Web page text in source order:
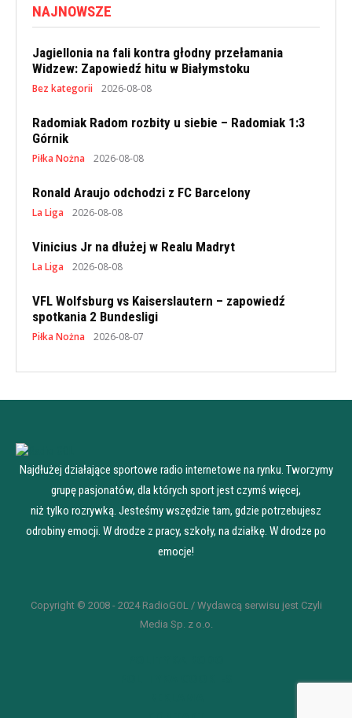
NAJNOWSZE
Jagiellonia na fali kontra głodny przełamania
Widzew: Zapowiedź hitu w Białymstoku
Bez kategorii 2026-08-08
Radomiak Radom rozbity u siebie – Radomiak 1:3
Górnik
Piłka Nożna 2026-08-08
Ronald Araujo odchodzi z FC Barcelony
La Liga 2026-08-08
Vinicius Jr na dłużej w Realu Madryt
La Liga 2026-08-08
VFL Wolfsburg vs Kaiserslautern – zapowiedź
spotkania 2 Bundesligi
Piłka Nożna 2026-08-07
Najdłużej działające sportowe radio internetowe na rynku. Tworzymy
grupę pasjonatów, dla których sport jest czymś więcej,
niż tylko rozrywką. Jesteśmy wszędzie tam, gdzie potrzebujesz
odrobiny emocji. W drodze z pracy, szkoły, na działkę. W drodze po
emocje!
Copyright © 2008 - 2024 RadioGOL / Wydawcą serwisu jest Czyli
Media Sp. z o.o.